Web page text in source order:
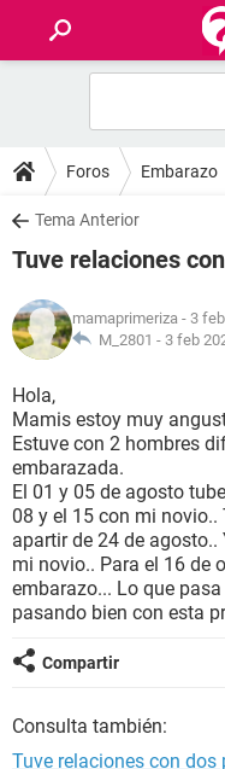
FOROS
SALUD
NUTRICIÓN
BIENESTAR
SEXUALIDAD
GLOSARIO
Foros Embarazo
Tema Anterior
Tuve relaciones
mamaprimeriza - 3
M_2801 - 3 feb
Hola,
Mamis estoy muy
Estuve con 2 hombres
embarazada.
El 01 y 05 de agosto
08 y el 15 con mi
apartir de 24 de agosto..
mi novio.. Para el 16 de
embarazo... Lo que
pasando bien con esta
Compartir
Consulta también:
Tuve relaciones con